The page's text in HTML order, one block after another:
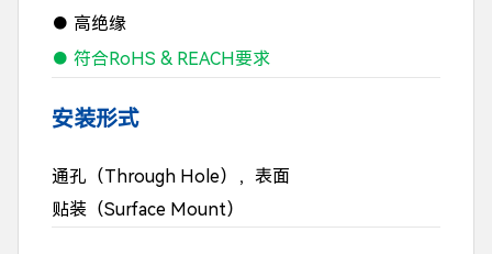
● 高绝缘
● 符合RoHS & REACH要求
安装形式
通孔（Through Hole），表面
贴装（Surface Mount）